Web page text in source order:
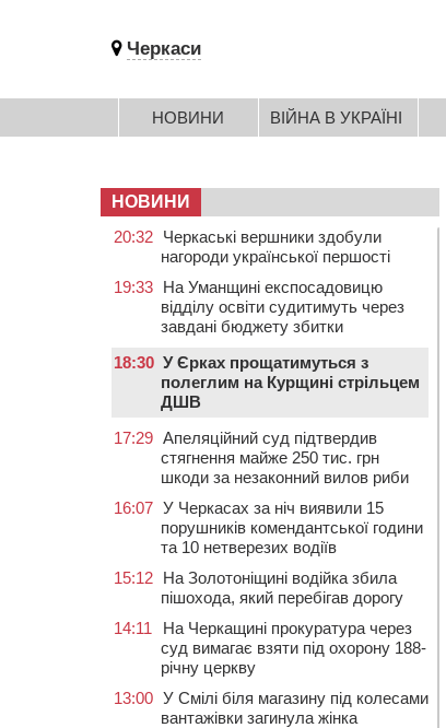
Черкаси
НОВИНИ ВІЙНА В УКРАЇНІ
НОВИНИ
20:32 Черкаські вершники здобули
нагороди української першості
19:33 На Уманщині експосадовицю
відділу освіти судитимуть через
завдані бюджету збитки
18:30 У Єрках прощатимуться з
полеглим на Курщині стрільцем
ДШВ
17:29 Апеляційний суд підтвердив
стягнення майже 250 тис. грн
шкоди за незаконний вилов риби
16:07 У Черкасах за ніч виявили 15
порушників комендантської години
та 10 нетверезих водіїв
15:12 На Золотоніщині водійка збила
пішохода, який перебігав дорогу
14:11
На Черкащині прокуратура через
суд вимагає взяти під охорону 188-
річну церкву
13:00 У Смілі біля магазину під колесами
вантажівки загинула жінка